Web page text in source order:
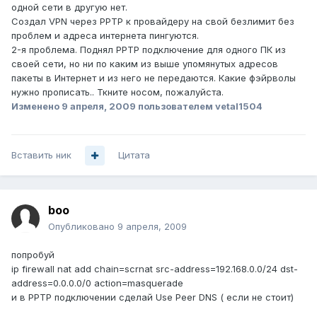
одной сети в другую нет.
Создал VPN через PPTP к провайдеру на свой безлимит без
проблем и адреса интернета пингуются.
2-я проблема. Поднял PPTP подключение для одного ПК из
своей сети, но ни по каким из выше упомянутых адресов
пакеты в Интернет и из него не передаются. Какие фэйрволы
нужно прописать.. Ткните носом, пожалуйста.
Изменено 9 апреля, 2009 пользователем vetal1504
Вставить ник Цитата
boo
Опубликовано 9 апреля, 2009
попробуй
ip firewall nat add chain=scrnat src-address=192.168.0.0/24 dst-
address=0.0.0.0/0 action=masquerade
и в PPTP подключении сделай Use Peer DNS ( если не стоит)